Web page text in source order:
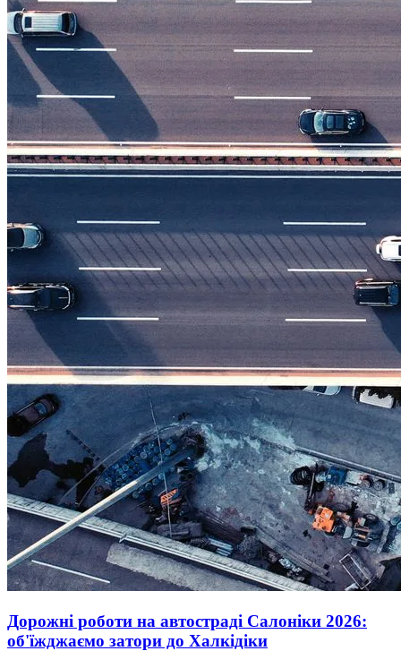
Дорожні роботи на автостраді Салоніки 2026:
об'їжджаємо затори до Халкідіки